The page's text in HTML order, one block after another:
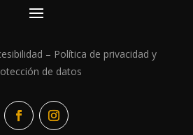
– Política de privacidad y
de datos